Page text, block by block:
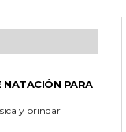
NATACIÓN PARA